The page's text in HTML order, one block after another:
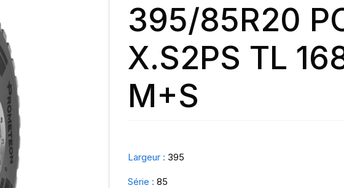
395/85R20
X.S2PS TL
M+S
Largeur : 395
Série : 85